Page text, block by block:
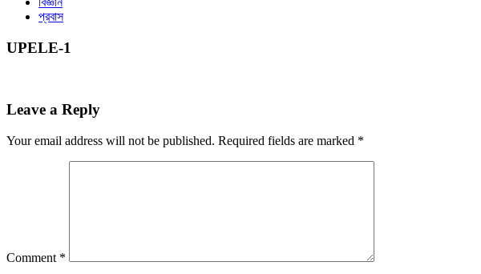
প্রবাস
UPELE-1
Leave a Reply
Your email address will not be published. Required fields are marked *
Comment *